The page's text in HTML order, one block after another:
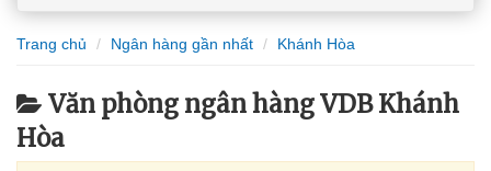
Trang chủ Ngân hàng gần nhất Khánh Hòa
Văn phòng ngân hàng VDB Khánh
Hòa